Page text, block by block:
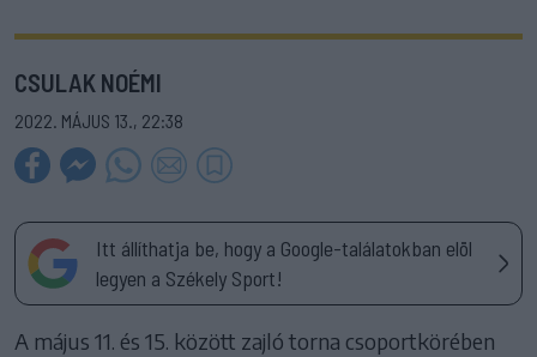
CSULAK NOÉMI
2022. MÁJUS 13., 22:38
Itt állíthatja be, hogy a Google-találatokban elöl
legyen a Székely Sport!
A május 11. és 15. között zajló torna csoportkörében